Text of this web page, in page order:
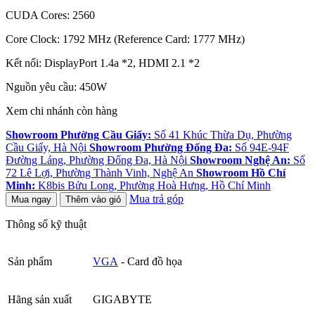
CUDA Cores: 2560
Core Clock: 1792 MHz (Reference Card: 1777 MHz)
Kết nối: DisplayPort 1.4a *2, HDMI 2.1 *2
Nguồn yêu cầu: 450W
Xem chi nhánh còn hàng
Showroom Phường Cầu Giấy: Số 41 Khúc Thừa Dụ, Phường
Cầu Giấy, Hà Nội Showroom Phường Đống Đa: Số 94E-94F
Đường Láng, Phường Đống Đa, Hà Nội Showroom Nghệ An: Số
72 Lê Lợi, Phường Thành Vinh, Nghệ An Showroom Hồ Chí
Minh: K8bis Bửu Long, Phường Hoà Hưng, Hồ Chí Minh
Mua ngay Thêm vào giỏ Mua trả góp
Thông số kỹ thuật
Sản phẩm VGA - Card đồ họa
Hãng sản xuất GIGABYTE